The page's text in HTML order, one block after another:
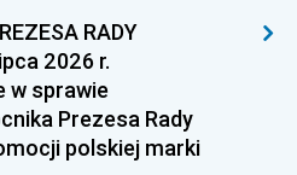
RADY
2026 r.
w sprawie
Prezesa Rady
polskiej marki